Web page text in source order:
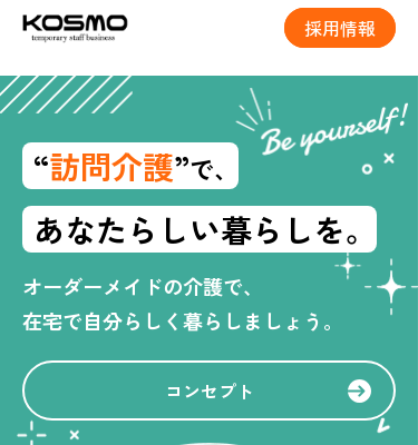
採用情報
“訪問介護”で、
あなたらしい暮らしを。
オーダーメイドの介護で、
在宅で自分らしく暮らしましょう。
コンセプト